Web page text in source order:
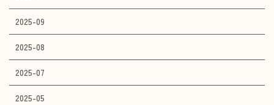
2025-09
2025-08
2025-07
2025-05